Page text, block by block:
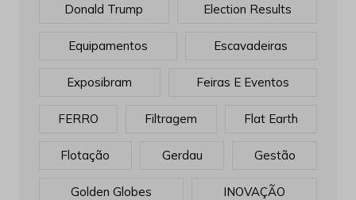
Donald Trump Election Results
Equipamentos Escavadeiras
Exposibram Feiras E Eventos
FERRO Filtragem Flat Earth
Flotação Gerdau Gestão
Golden Globes INOVAÇÃO